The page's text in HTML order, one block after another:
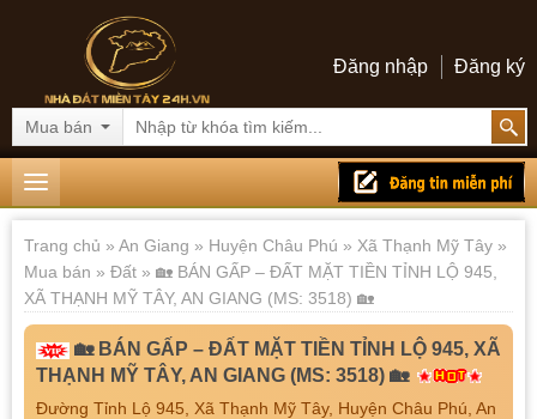
Đăng nhập Đăng ký
Mua bán
Trang chủ » An Giang » Huyện Châu Phú » Xã Thạnh Mỹ Tây »
Mua bán » Đất » 🏡 BÁN GẤP – ĐẤT MẶT TIỀN TỈNH LỘ 945,
XÃ THẠNH MỸ TÂY, AN GIANG (MS: 3518) 🏡
🏡 BÁN GẤP – ĐẤT MẶT TIỀN TỈNH LỘ 945, XÃ
THẠNH MỸ TÂY, AN GIANG (MS: 3518) 🏡
Đường Tỉnh Lộ 945, Xã Thạnh Mỹ Tây, Huyện Châu Phú, An